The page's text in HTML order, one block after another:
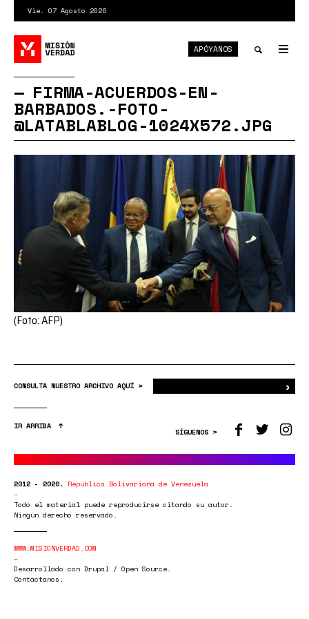
contenido
principal
Vie. 07 Agosto 2026
APÓYANOS
FIRMA-ACUERDOS-EN-
BARBADOS.-FOTO-
@LATABLABLOG-1024X572.JPG
(Foto: AFP)
CONSULTA NUESTRO ARCHIVO AQUÍ > ›
IR ARRIBA
SÍGUENOS >
2012 - 2020. República Bolivariana de Venezuela
Todo el material puede reproducirse citando su autor.
Ningún derecho reservado.
WWW.MISIONVERDAD.COM
Desarrollado con Drupal / Open Source.
Contáctanos.